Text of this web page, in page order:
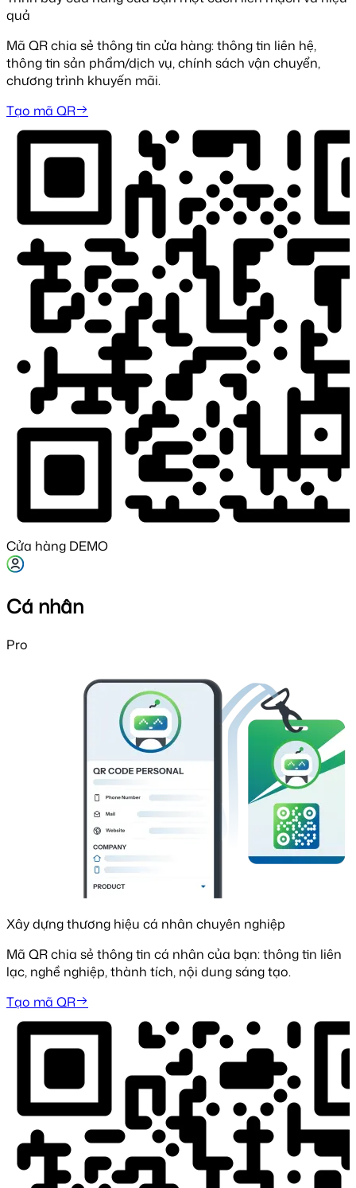
quả
Mã QR chia sẻ thông tin cửa hàng: thông tin liên hệ,
thông tin sản phẩm/dịch vụ, chính sách vận chuyển,
chương trình khuyến mãi.
Tạo mã QR
Cửa hàng DEMO
Cá nhân
Pro
Xây dựng thương hiệu cá nhân chuyên nghiệp
Mã QR chia sẻ thông tin cá nhân của bạn: thông tin liên
lạc, nghề nghiệp, thành tích, nội dung sáng tạo.
Tạo mã QR